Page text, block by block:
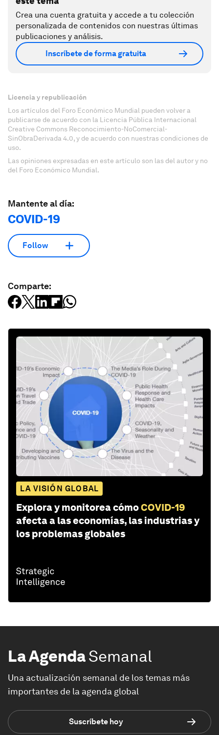
Crea una cuenta gratuita y accede a tu colección
personalizada de contenidos con nuestras últimas
publicaciones y análisis.
Inscríbete de forma gratuita
Licencia y republicación
Los artículos del Foro Económico Mundial pueden volver a
publicarse de acuerdo con la Licencia Pública Internacional
Creative Commons Reconocimiento-NoComercial-
SinObraDerivada 4.0, y de acuerdo con nuestras condiciones de
uso.
Las opiniones expresadas en este artículo son las del autor y no
del Foro Económico Mundial.
Mantente al día:
COVID-19
Follow
Comparte:
LA VISIÓN GLOBAL
Explora y monitorea cómoCOVID-19
afecta a las economías, las industrias y
los problemas globales
La AgendaSemanal
Una actualización semanal de los temas más
importantes de la agenda global
Suscríbete hoy